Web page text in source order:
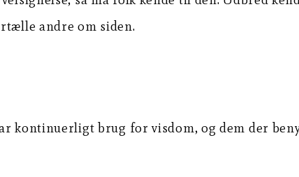
andre om siden.
kontinuerligt brug for visdom, og dem der